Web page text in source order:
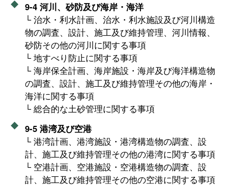
9-4 河川、砂防及び海岸・海洋
└ 治水・利水計画、治水・利水施設及び河川構造
物の調査、設計、施工及び維持管理、河川情報、
砂防その他の河川に関する事項
└ 地すべり防止に関する事項
└ 海岸保全計画、海岸施設・海岸及び海洋構造物
の調査、設計、施工及び維持管理その他の海岸・
海洋に関する事項
└ 総合的な土砂管理に関する事項
9-5 港湾及び空港
└ 港湾計画、港湾施設・港湾構造物の調査、設
計、施工及び維持管理その他の港湾に関する事項
└ 空港計画、空港施設・空港構造物の調査、設
計、施工及び維持管理その他の空港に関する事項